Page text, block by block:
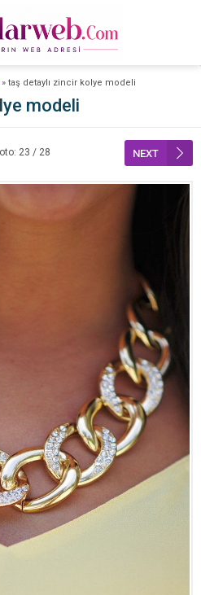
» taş detaylı zincir kolye modeli
modeli
23 / 28 NEXT